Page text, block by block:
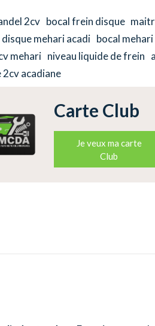
2cv bocal frein disque
mehari acadi bocal
mehari niveau liquide de frein
acadiane
Carte Club
Je veux ma carte
Club